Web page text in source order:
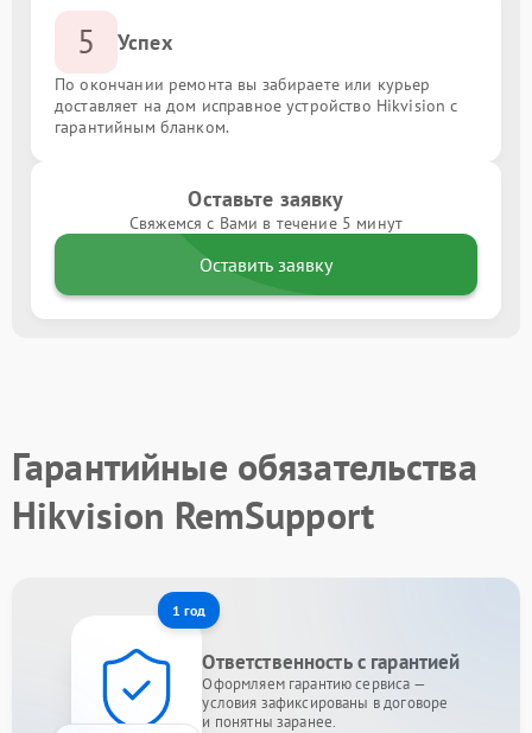
5 Успех
По окончании ремонта вы забираете или курьер
доставляет на дом исправное устройство Hikvision с
гарантийным бланком.
Оставьте заявку
Свяжемся с Вами в течение 5 минут
Оставить заявку
Гарантийные обязательства
Hikvision RemSupport
1 год
Ответственность с гарантией
Оформляем гарантию сервиса —
условия зафиксированы в договоре
и понятны заранее.